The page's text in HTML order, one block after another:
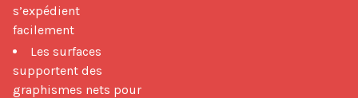
s’expédient
facilement
Les surfaces
supportent des
graphismes nets pour